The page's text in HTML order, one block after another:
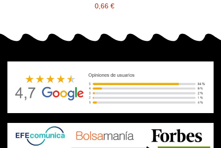
0,66 €